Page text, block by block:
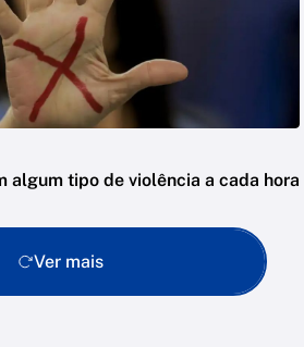
algum tipo de violência a cada hora
Ver mais